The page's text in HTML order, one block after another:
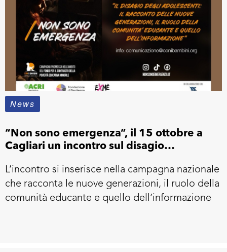
News
“Non sono emergenza”, il 15 ottobre a
Cagliari un incontro sul disagio
giovani
L’incontro si inserisce nella campagna nazionale
che racconta le nuove generazioni, il ruolo della
comunità educante e quello dell’informazione